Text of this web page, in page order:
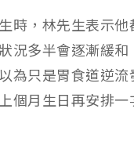
時，林先生表示
況多半會逐漸緩
為只是胃食道逆
個月生日再安排